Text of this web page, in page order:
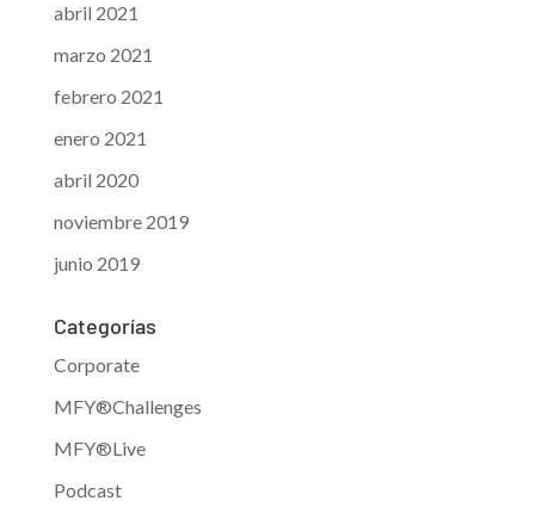
abril 2021
marzo 2021
febrero 2021
enero 2021
abril 2020
noviembre 2019
junio 2019
Categorías
Corporate
MFY®Challenges
MFY®Live
Podcast